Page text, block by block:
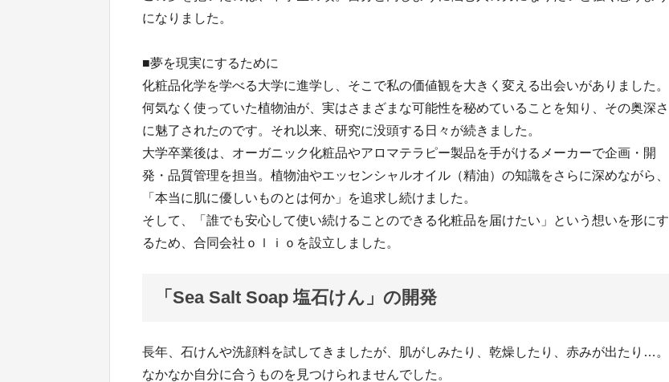
になりました。
■夢を現実にするために
化粧品化学を学べる大学に進学し、そこで私の価値観を大きく変える出会いがありました。
何気なく使っていた植物油が、実はさまざまな可能性を秘めていることを知り、その奥深さ
に魅了されたのです。それ以来、研究に没頭する日々が続きました。
大学卒業後は、オーガニック化粧品やアロマテラピー製品を手がけるメーカーで企画・開
発・品質管理を担当。植物油やエッセンシャルオイル（精油）の知識をさらに深めながら、
「本当に肌に優しいものとは何か」を追求し続けました。
そして、「誰でも安心して使い続けることのできる化粧品を届けたい」という想いを形にす
るため、合同会社ｏｌｉｏを設立しました。
「Sea Salt Soap 塩石けん」の開発
長年、石けんや洗顔料を試してきましたが、肌がしみたり、乾燥したり、赤みが出たり…。
なかなか自分に合うものを見つけられませんでした。